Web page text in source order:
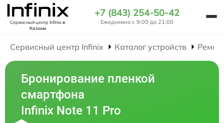
Сервисный центр Infinixв
Казани
+7 (843) 254-50-42
Ежедневно с 9:00 до 21:00
Сервисный центр Infinix Каталог устройств
Бронирование пленкой
смартфона
Infinix Note 11 Pro